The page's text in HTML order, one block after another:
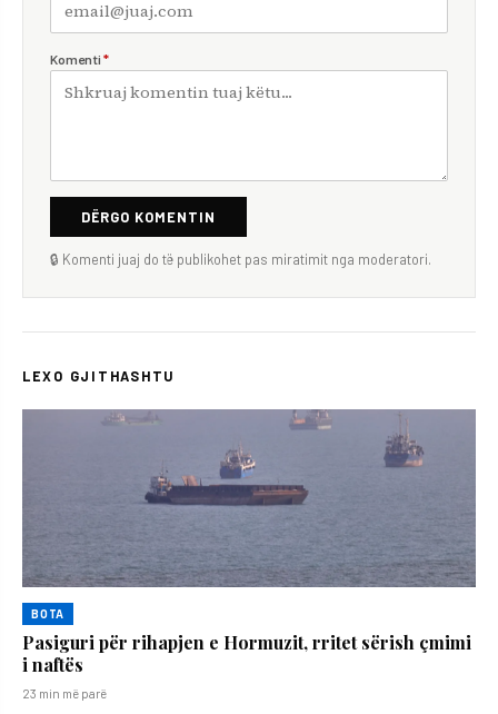
Komenti *
DËRGO KOMENTIN
🔒 Komenti juaj do të publikohet pas miratimit nga moderatori.
LEXO GJITHASHTU
BOTA
Pasiguri për rihapjen e Hormuzit, rritet sërish çmimi
i naftës
23 min më parë